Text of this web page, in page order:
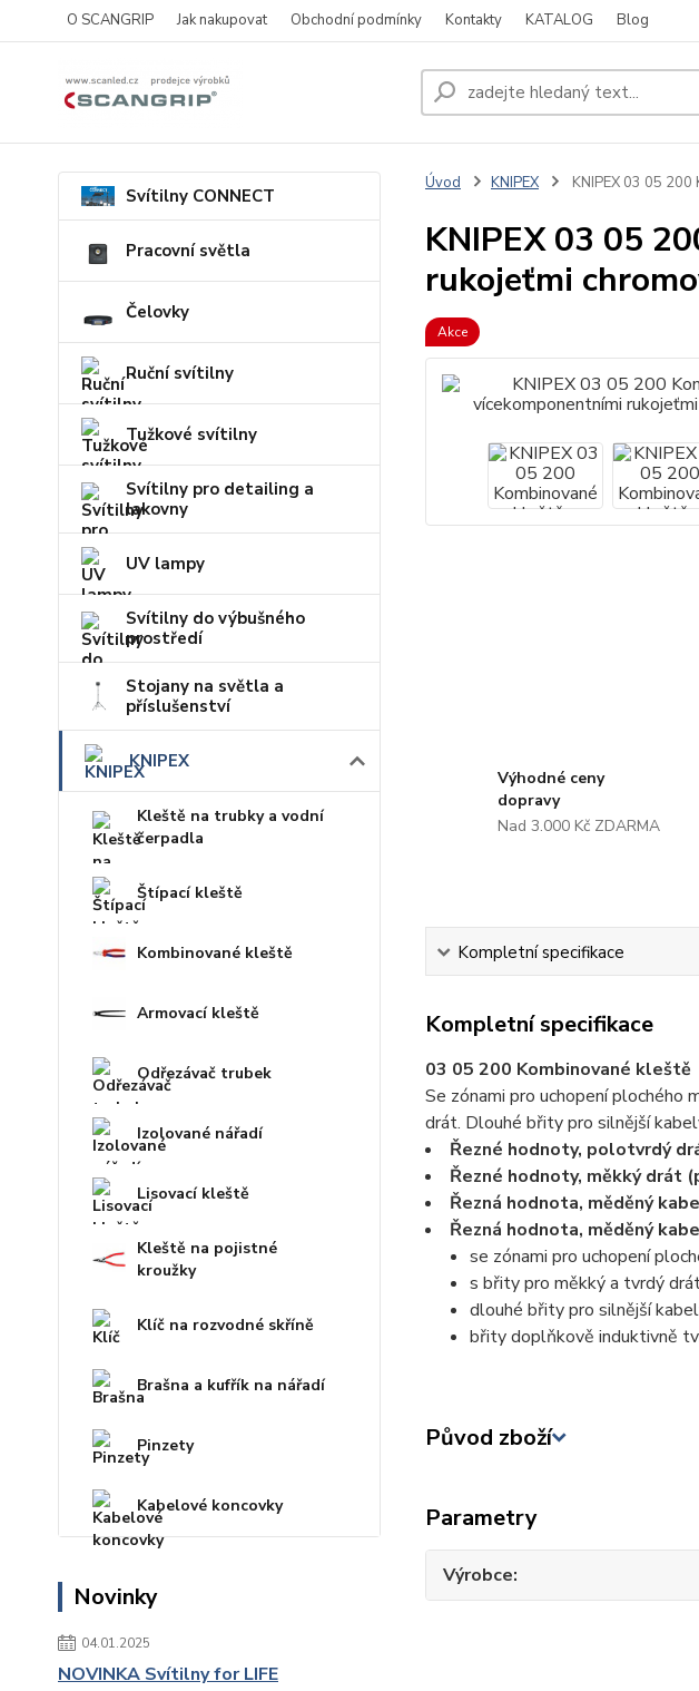
O SCANGRIP Jak nakupovat Obchodní podmínky Kontakty KATALOG Blog
Svítilny CONNECT
Pracovní světla
Čelovky
Ruční svítilny
Tužkové svítilny
Svítilny pro detailing a
lakovny
UV lampy
Svítilny do výbušného
prostředí
Stojany na světla a
příslušenství
KNIPEX
Kleště na trubky a vodní
čerpadla
Štípací kleště
Kombinované kleště
Armovací kleště
Odřezávač trubek
Izolované nářadí
Lisovací kleště
Kleště na pojistné
kroužky
Klíč na rozvodné skříně
Brašna a kufřík na nářadí
Pinzety
Kabelové koncovky
Novinky
04.01.2025
NOVINKA Svítilny for LIFE
Úvod KNIPEX KNIPEX 03 05
KNIPEX 03 05
rukojeťmi
Akce
Výhodné ceny
dopravy
Nad 3.000 Kč ZDARMA
Kompletní specifikace
Kompletní specifikace
03 05 200 Kombinované kleště
Se zónami pro uchopení plochého
drát. Dlouhé břity pro silnější
Řezné hodnoty, polotvrdý
Řezné hodnoty, měkký drát
Řezná hodnota, měděný
Řezná hodnota, měděný
se zónami pro uchopení
s břity pro měkký a tvrdý
dlouhé břity pro silnější
břity doplňkově induktivně
Původ zboží
Parametry
Výrobce